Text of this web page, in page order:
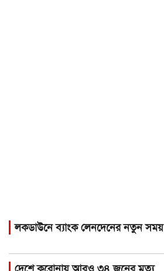
লকডাউনে ব্যাংক লেনদেনের নতুন সময়